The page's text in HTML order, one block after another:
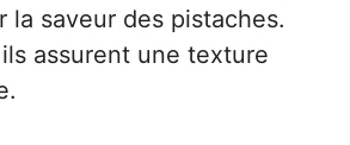
la saveur des pistaches.
assurent une texture